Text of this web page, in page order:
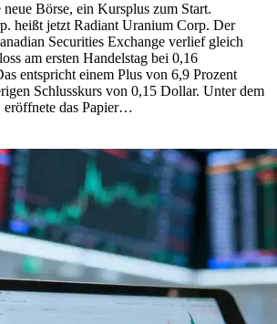
Börse, ein Kursplus zum Start.
heißt jetzt Radiant Uranium Corp. Der
Securities Exchange verlief gleich
am ersten Handelstag bei 0,16
entspricht einem Plus von 6,9 Prozent
Schlusskurs von 0,15 Dollar. Unter dem
das Papier…